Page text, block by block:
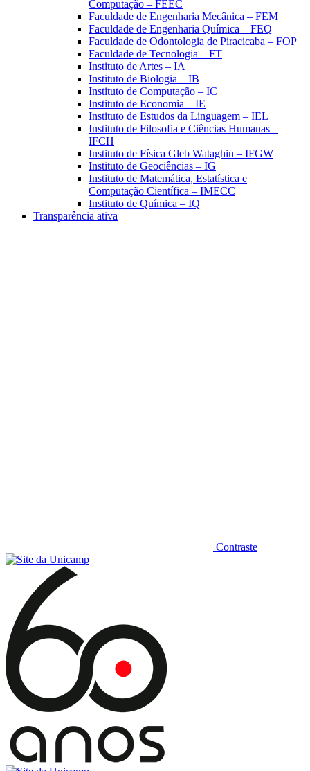
Computação – FEEC
Faculdade de Engenharia Mecânica – FEM
Faculdade de Engenharia Química – FEQ
Faculdade de Odontologia de Piracicaba – FOP
Faculdade de Tecnologia – FT
Instituto de Artes – IA
Instituto de Biologia – IB
Instituto de Computação – IC
Instituto de Economia – IE
Instituto de Estudos da Linguagem – IEL
Instituto de Filosofia e Ciências Humanas –
IFCH
Instituto de Física Gleb Wataghin – IFGW
Instituto de Geociências – IG
Instituto de Matemática, Estatística e
Computação Científica – IMECC
Instituto de Química – IQ
Transparência ativa
Contraste